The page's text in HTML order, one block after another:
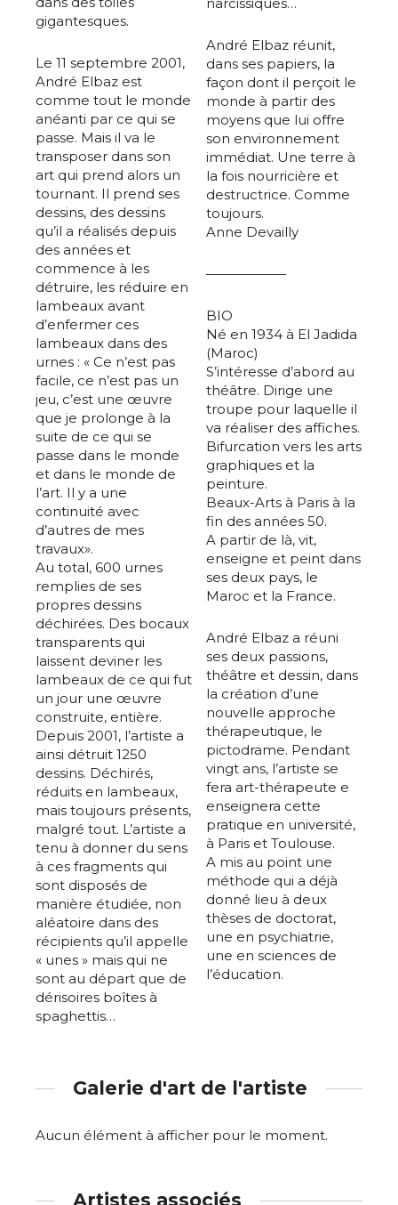
gigantesques.
Le 11 septembre 2001,
André Elbaz est
comme tout le monde
anéanti par ce qui se
passe. Mais il va le
transposer dans son
art qui prend alors un
tournant. Il prend ses
dessins, des dessins
qu’il a réalisés depuis
des années et
commence à les
détruire, les réduire en
lambeaux avant
d’enfermer ces
lambeaux dans des
urnes : « Ce n’est pas
facile, ce n’est pas un
jeu, c’est une œuvre
que je prolonge à la
suite de ce qui se
passe dans le monde
et dans le monde de
l’art. Il y a une
continuité avec
d’autres de mes
travaux».
Au total, 600 urnes
remplies de ses
propres dessins
déchirées. Des bocaux
transparents qui
laissent deviner les
lambeaux de ce qui fut
un jour une œuvre
construite, entière.
Depuis 2001, l’artiste a
ainsi détruit 1250
dessins. Déchirés,
réduits en lambeaux,
mais toujours présents,
malgré tout. L’artiste a
tenu à donner du sens
à ces fragments qui
sont disposés de
manière étudiée, non
aléatoire dans des
récipients qu’il appelle
« unes » mais qui ne
sont au départ que de
dérisoires boîtes à
spaghettis…
narcissiques…
André Elbaz réunit,
dans ses papiers, la
façon dont il perçoit le
monde à partir des
moyens que lui offre
son environnement
immédiat. Une terre à
la fois nourricière et
destructrice. Comme
toujours.
Anne Devailly
——————
BIO
Né en 1934 à El Jadida
(Maroc)
S’intéresse d’abord au
théâtre. Dirige une
troupe pour laquelle il
va réaliser des affiches.
Bifurcation vers les arts
graphiques et la
peinture.
Beaux-Arts à Paris à la
fin des années 50.
A partir de là, vit,
enseigne et peint dans
ses deux pays, le
Maroc et la France.
André Elbaz a réuni
ses deux passions,
théâtre et dessin, dans
la création d’une
nouvelle approche
thérapeutique, le
pictodrame. Pendant
vingt ans, l’artiste se
fera art-thérapeute e
enseignera cette
pratique en université,
à Paris et Toulouse.
A mis au point une
méthode qui a déjà
donné lieu à deux
thèses de doctorat,
une en psychiatrie,
une en sciences de
l’éducation.
Galerie d'art de l'artiste
Aucun élément à afficher pour le moment.
Artistes associés